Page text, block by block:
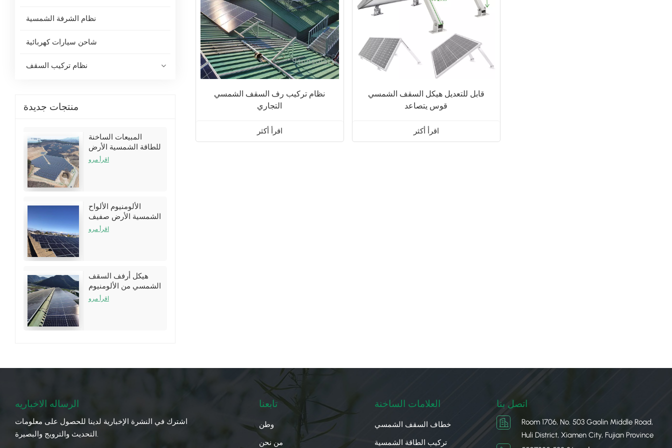
نظام الشرفة الشمسية
شاحن سيارات كهربائية
نظام تركيب السقف
منتجات جديدة
المبيعات الساخنة
للطاقة الشمسية الأرض
تركيب أقواس الأقواس
اقرأ مرو
الألومنيوم الألواح
الشمسية الأرض صفيف
نظام الأرفف
اقرأ مرو
هيكل أرفف السقف
الشمسي من الألومنيوم
لتركيبات سقف القصدير
اقرأ مرو
نظام تركيب رف السقف الشمسي
التجاري
اقرأ أكثر
قابل للتعديل هيكل السقف الشمسي
قوس يتصاعد
اقرأ أكثر
الرساله الاخباريه
اشترك في النشرة الإخبارية لدينا للحصول على معلومات
التحديث والترويج والبصيرة.
تابعنا
وطن
من نحن
العلامات الساخنة
خطاف السقف الشمسي
تركيب الطاقة الشمسية
اتصل بنا
Room 1706, No. 503 Gaolin Middle Road,
Huli District, Xiamen City, Fujian Province